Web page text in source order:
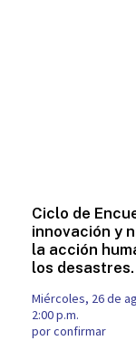
Ciclo de
innovación y
la acción
los desastres.
miércoles, 26 de
2:00 p.m.
por confirmar